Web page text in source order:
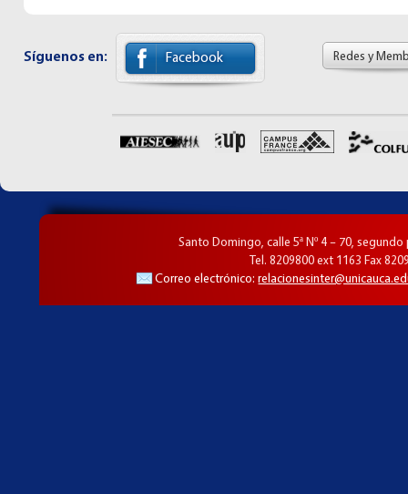
Síguenos en: Facebook Redes y
Santo Domingo, calle 5ª Nº 4 – 70,
Tel. 8209800 ext 1163 Fax
Correo electrónico: